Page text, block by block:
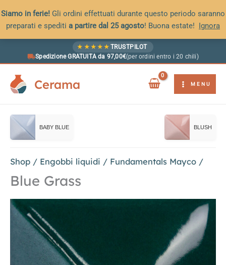
Siamo in ferie! Gli ordini effettuati durante questo periodo saranno
preparati e spediti a partire dal 25 agosto! Buona estate! Ignora
★ ★ ★ ★ ★ TRUSTPILOT
Spedizione GRATUITA da 97,00€(per ordini entro i 20 chili)
Cerama MENU
BABY BLUE BLUSH
Shop / Engobbi liquidi / Fundamentals Mayco /
Blue Grass